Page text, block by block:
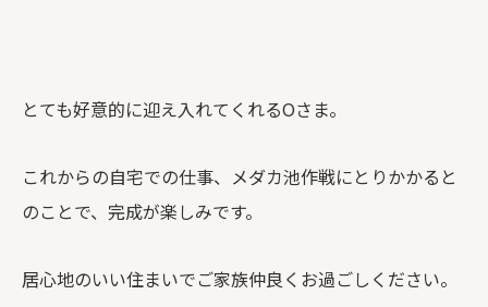
とても好意的に迎え入れてくれるOさま。
これからの自宅での仕事、メダカ池作戦にとりかかると
のことで、完成が楽しみです。
居心地のいい住まいでご家族仲良くお過ごしください。